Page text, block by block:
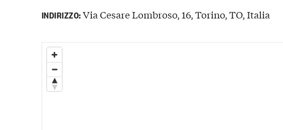
INDIRIZZO:Via Cesare Lombroso, 16, Torino, TO, Italia